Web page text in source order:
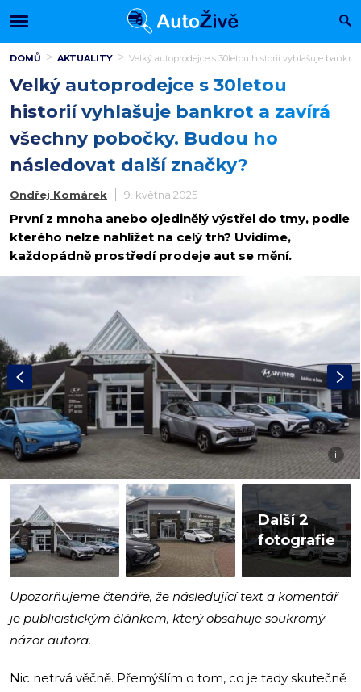
DOMŮ AKTUALITY Velký autoprodejce s 30letou historií vyhlašuje
Velký autoprodejce s 30letou
historií vyhlašuje bankrot a zavírá
všechny pobočky. Budou ho
následovat další značky?
Ondřej Komárek 9. května 2025
První z mnoha anebo ojedinělý výstřel do tmy, podle
kterého nelze nahlížet na celý trh? Uvidíme,
každopádně prostředí prodeje aut se mění.
i
Další 2
fotografie
Upozorňujeme čtenáře, že následující text a komentář
je publicistickým článkem, který obsahuje soukromý
názor autora.
Nic netrvá věčně. Přemýšlím o tom, co je tady skutečně